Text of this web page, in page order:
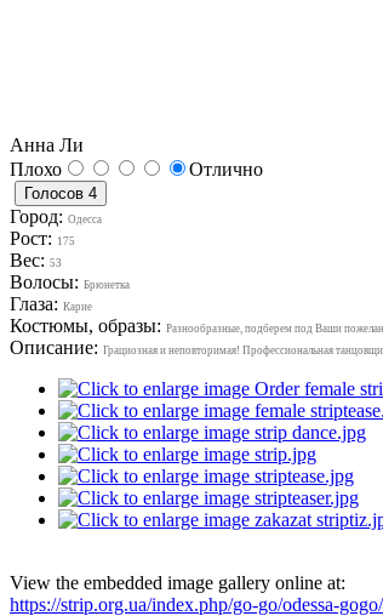
Анна Ли
Плохо
Отлично
Город: Одесса
Рост: 175
Вес: 53
Волосы: Брюнетка
Глаза: Карие
Костюмы, образы: Разнообразные, подберем под Ваши
Описание: Грациозная и неповторимая! Профессиональная
View the embedded image gallery online at:
https://strip.org.ua/index.php/go-go/odessa-